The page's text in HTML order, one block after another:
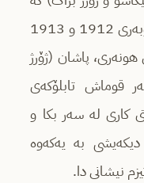
لە قۆنا‌غی کوبیزمی سەنتەتیزمدا لە دەوروبەری 1912 و 1913
هونەری، پاشان (ژۆرژ
قوماش تابلۆکەی
کاری لە سەر بکا و
بە یەکەوە
نیشانی دا.